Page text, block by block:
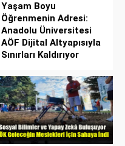
Yaşam Boyu
Öğrenmenin Adresi:
Anadolu Üniversitesi
AÖF Dijital Altyapısıyla
Sınırları Kaldırıyor